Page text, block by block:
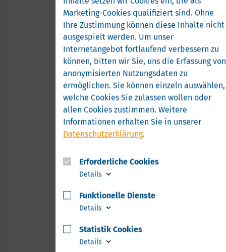
Mecklenburg-Vorpommern
bietet nicht nur beste
natürliche
Voraussetzungen für
Erholung und Genesung.
Der Gesundheitsbereich
zählt zu den modernsten
und leistungsfähigsten in
Europa. So gibt es in MV
insgesamt 63 Heilbäder,
Seeheilbäder, Seebäder,
Erholungsorte, welche alle
die strengen Kriterien des
erfüllen. Hinzu kommen
herausragendes
how, Life-Science-
Technologien, gesunde
Marketing-Cookies qualifiziert sind. Ohne
Ihre Zustimmung können diese Inhalte nicht
ausgespielt werden. Um unser
Internetangebot fortlaufend verbessern zu
können, bitten wir Sie, uns die Erfassung von
anonymisierten Nutzungsdaten zu
ermöglichen. Sie können einzeln auswählen,
welche Cookies Sie zulassen wollen oder
allen Cookies zustimmen. Weitere
Informationen erhalten Sie in unserer
Datenschutzerklärung.
Erforderliche Cookies
Details
Funktionelle Dienste
Details
Statistik Cookies
Details